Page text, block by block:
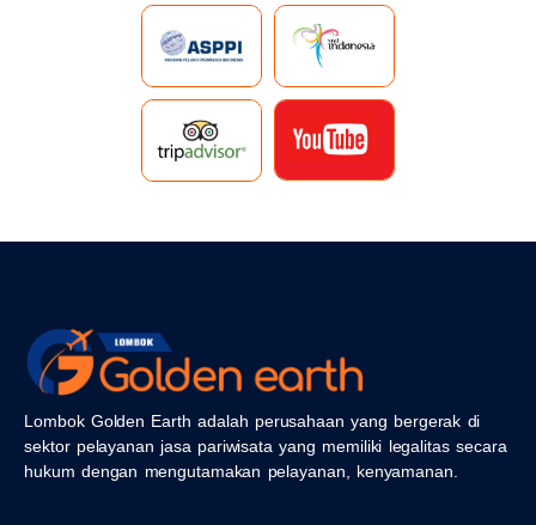
Lombok Golden Earth adalah perusahaan yang bergerak di
sektor pelayanan jasa pariwisata yang memiliki legalitas secara
hukum dengan mengutamakan pelayanan, kenyamanan.